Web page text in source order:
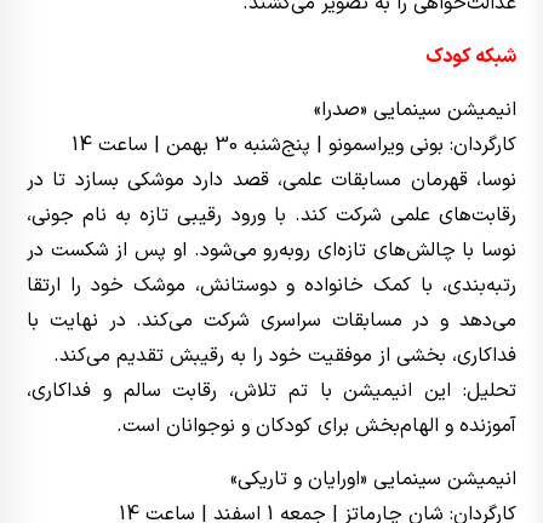
شبکه کودک
انیمیشن سینمایی «صدرا»
کارگردان: بونی ویراسمونو | پنج‌شنبه 30 بهمن | ساعت 14
نوسا، قهرمان مسابقات علمی، قصد دارد موشکی بسازد تا در
رقابت‌های علمی شرکت کند. با ورود رقیبی تازه به نام جونی،
نوسا با چالش‌های تازه‌ای روبه‌رو می‌شود. او پس از شکست در
رتبه‌بندی، با کمک خانواده و دوستانش، موشک خود را ارتقا
می‌دهد و در مسابقات سراسری شرکت می‌کند. در نهایت با
فداکاری، بخشی از موفقیت خود را به رقیبش تقدیم می‌کند.
تحلیل: این انیمیشن با تم تلاش، رقابت سالم و فداکاری،
آموزنده و الهام‌بخش برای کودکان و نوجوانان است.
انیمیشن سینمایی «اورایان و تاریکی»
کارگردان: شان چارماتز | جمعه 1 اسفند | ساعت 14